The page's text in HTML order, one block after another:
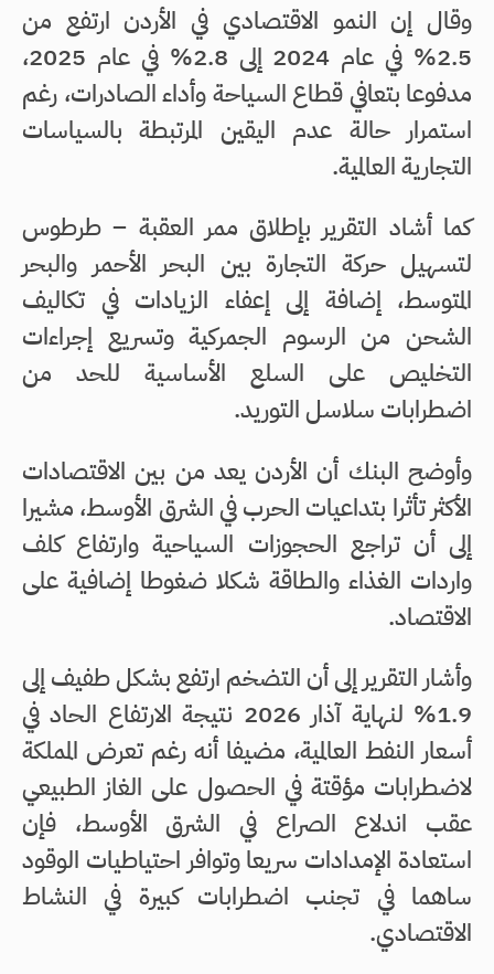
وقال إن النمو الاقتصادي في الأردن ارتفع من
2.5% في عام 2024 إلى 2.8% في عام 2025،
مدفوعا بتعافي قطاع السياحة وأداء الصادرات، رغم
استمرار حالة عدم اليقين المرتبطة بالسياسات
التجارية العالمية.
كما أشاد التقرير بإطلاق ممر العقبة – طرطوس
لتسهيل حركة التجارة بين البحر الأحمر والبحر
المتوسط، إضافة إلى إعفاء الزيادات في تكاليف
الشحن من الرسوم الجمركية وتسريع إجراءات
التخليص على السلع الأساسية للحد من
اضطرابات سلاسل التوريد.
وأوضح البنك أن الأردن يعد من بين الاقتصادات
الأكثر تأثرا بتداعيات الحرب في الشرق الأوسط، مشيرا
إلى أن تراجع الحجوزات السياحية وارتفاع كلف
واردات الغذاء والطاقة شكلا ضغوطا إضافية على
الاقتصاد.
وأشار التقرير إلى أن التضخم ارتفع بشكل طفيف إلى
1.9% لنهاية آذار 2026 نتيجة الارتفاع الحاد في
أسعار النفط العالمية، مضيفا أنه رغم تعرض المملكة
لاضطرابات مؤقتة في الحصول على الغاز الطبيعي
عقب اندلاع الصراع في الشرق الأوسط، فإن
استعادة الإمدادات سريعا وتوافر احتياطيات الوقود
ساهما في تجنب اضطرابات كبيرة في النشاط
الاقتصادي.